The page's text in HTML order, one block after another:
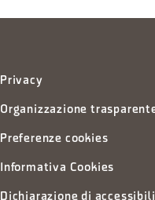
Privacy
Organizzazione
Preferenze cookies
Informativa Cookies
Dichiarazione di